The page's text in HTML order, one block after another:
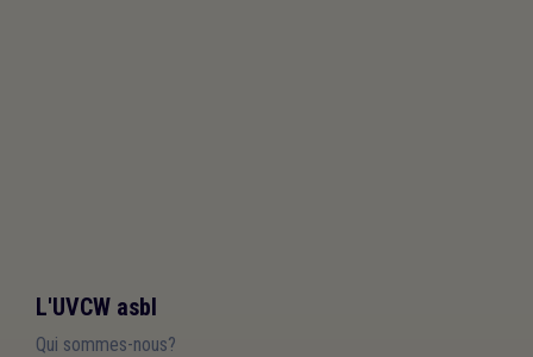
L'UVCW asbl
Qui sommes-nous?